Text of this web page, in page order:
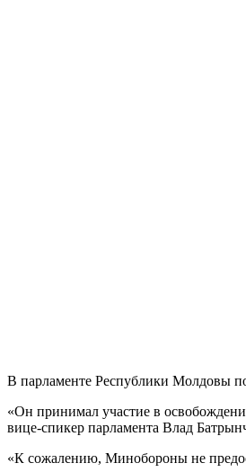
В парламенте Республики Молдовы
«Он принимал участие в
вице-спикер парламента Влад
«К сожалению, Минобороны не